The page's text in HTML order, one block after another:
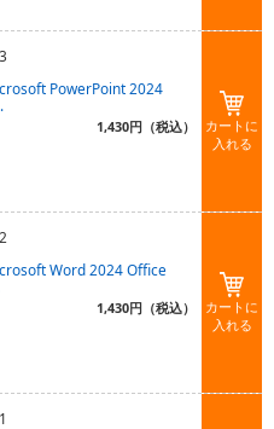
カートに
入れる
PowerPoint 2024
1,430円（税込）
カートに
入れる
Word 2024 Office
1,430円（税込）